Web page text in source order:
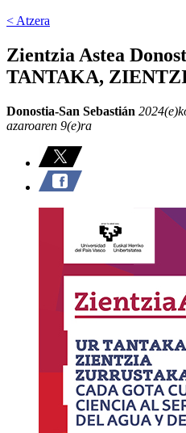
< Atzera
Zientzia Astea
TANTAKA,
Donostia-San Sebastián
azaroaren 9(e)ra